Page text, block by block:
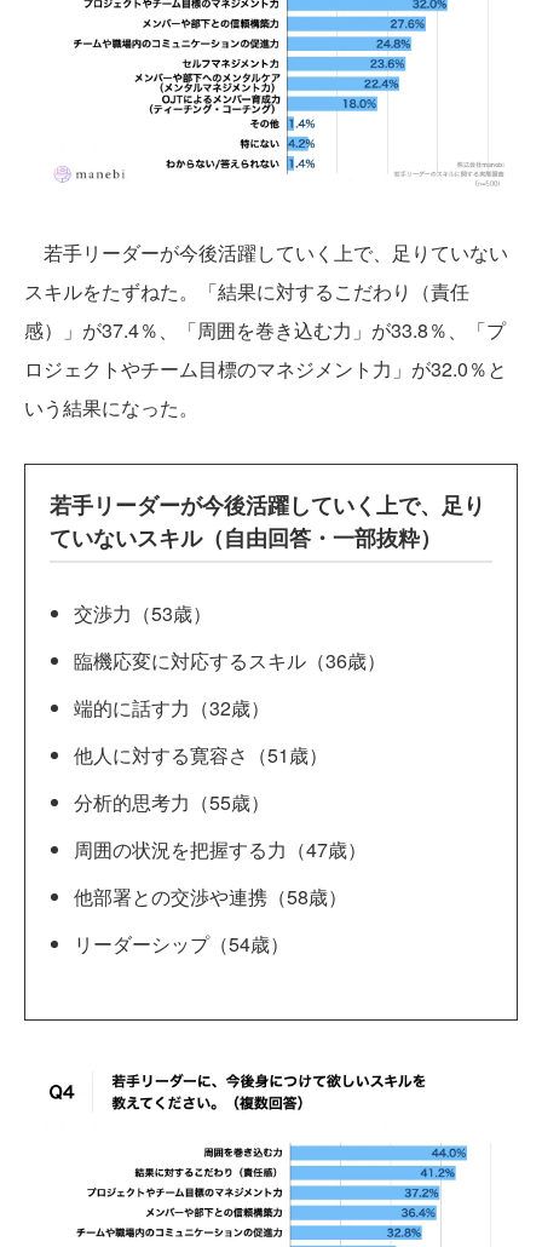
若手リーダーが今後活躍していく上で、足りていない
スキルをたずねた。「結果に対するこだわり（責任
感）」が37.4％、「周囲を巻き込む力」が33.8％、「プ
ロジェクトやチーム目標のマネジメント力」が32.0％と
いう結果になった。
若手リーダーが今後活躍していく上で、足り
ていないスキル（自由回答・一部抜粋）
交渉力（53歳）
臨機応変に対応するスキル（36歳）
端的に話す力（32歳）
他人に対する寛容さ（51歳）
分析的思考力（55歳）
周囲の状況を把握する力（47歳）
他部署との交渉や連携（58歳）
リーダーシップ（54歳）